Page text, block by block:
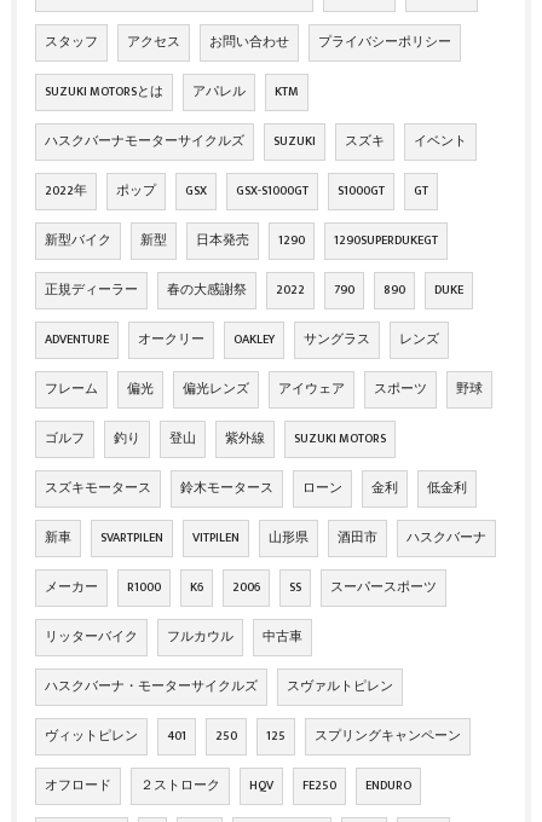
スタッフ アクセス お問い合わせ プライバシーポリシー
SUZUKI MOTORSとは アパレル KTM
ハスクバーナモーターサイクルズ SUZUKI スズキ イベント
2022年 ポップ GSX GSX-S1000GT S1000GT GT
新型バイク 新型 日本発売 1290 1290SUPERDUKEGT
正規ディーラー 春の大感謝祭 2022 790 890 DUKE
ADVENTURE オークリー OAKLEY サングラス レンズ
フレーム 偏光 偏光レンズ アイウェア スポーツ 野球
ゴルフ 釣り 登山 紫外線 SUZUKI MOTORS
スズキモータース 鈴木モータース ローン 金利 低金利
新車 SVARTPILEN VITPILEN 山形県 酒田市 ハスクバーナ
メーカー R1000 K6 2006 SS スーパースポーツ
リッターバイク フルカウル 中古車
ハスクバーナ・モーターサイクルズ スヴァルトピレン
ヴィットピレン 401 250 125 スプリングキャンペーン
オフロード ２ストローク HQV FE250 ENDURO